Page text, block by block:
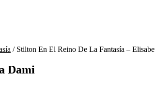
/Stilton En El Reino De La Fantasía –
Dami